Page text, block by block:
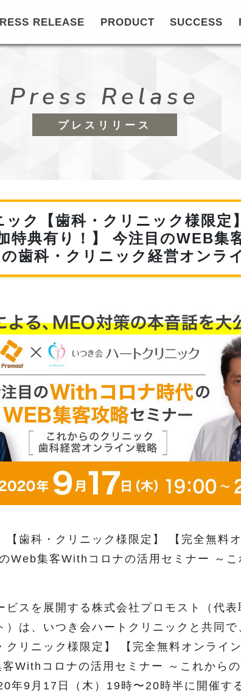
RELEASE PRODUCT SUCCESS
Press Relase
プレスリリース
ク【歯科・クリニック様限定
特典有り！】 今注目のWEB集
歯科・クリニック経営オンラ
歯科・クリニック様限定】 【完全無料
Web集客Withコロナの活用セミナー ～
ビスを展開する株式会社プロモスト（代
は、いつき会ハートクリニックと共同で
クリニック様限定】 【完全無料オンライ
Withコロナの活用セミナー ～これから
年9月17日（木）19時〜20時半に開催す